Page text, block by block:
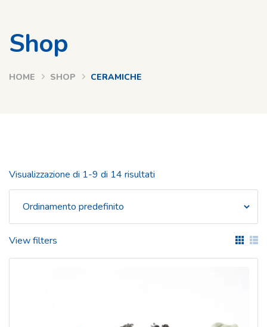
Shop
HOME SHOP CERAMICHE
Visualizzazione di 1-9 di 14 risultati
View filters